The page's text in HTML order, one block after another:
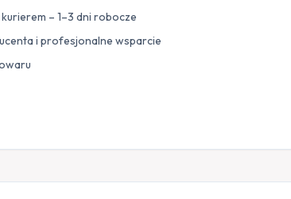
– 1–3 dni robocze
i profesjonalne wsparcie